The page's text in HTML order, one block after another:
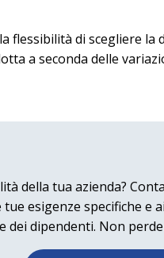
flessibilità di scegliere
a seconda delle
della tua azienda?
esigenze specifiche
dei dipendenti. Non